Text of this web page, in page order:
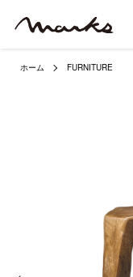
ホーム FURNITURE